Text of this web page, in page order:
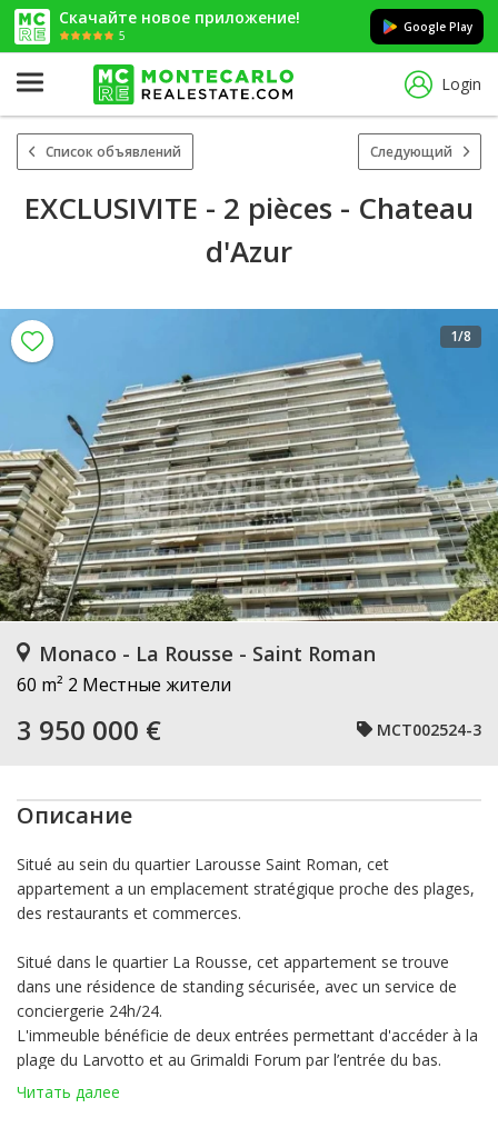
Скачайте новое приложение!
5
Google Play
Login
Список объявлений Следующий
EXCLUSIVITE - 2 pièces - Chateau
d'Azur
1/8
Monaco - La Rousse - Saint Roman
60 m² 2 Местные жители
3 950 000 € MCT002524-3
Описание
Situé au sein du quartier Larousse Saint Roman, cet
appartement a un emplacement stratégique proche des plages,
des restaurants et commerces.
Situé dans le quartier La Rousse, cet appartement se trouve
dans une résidence de standing sécurisée, avec un service de
conciergerie 24h/24.
L'immeuble bénéficie de deux entrées permettant d'accéder à la
plage du Larvotto et au Grimaldi Forum par l’entrée du bas.
Toutes les commodités sont accessibles par le haut de la
résidence, par le boulevard d'Italie.
Читать далее